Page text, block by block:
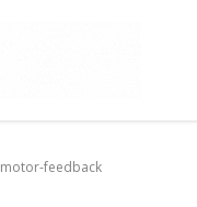
motor-feedback